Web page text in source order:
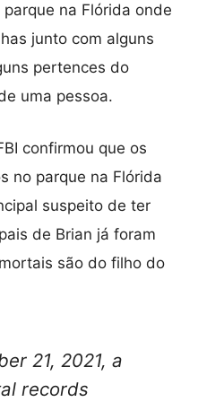
na Flórida onde
junto com alguns
pertences do
uma pessoa.
confirmou que os
no parque na Flórida
suspeito de ter
de Brian já foram
são do filho do
21, 2021, a
records